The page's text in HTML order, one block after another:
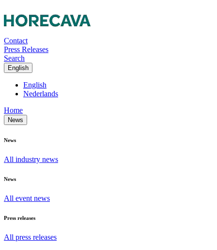
Contact
Press Releases
Search
English
English
Nederlands
Home
News
News
All industry news
News
All event news
Press releases
All press releases